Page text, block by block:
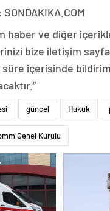
haber ve diğer
bize iletişim
süre içerisinde
güncel Hukuk
Genel Kurulu